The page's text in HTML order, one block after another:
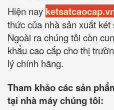
Hiện nay
thức của nhà sản xuất
Ngoài ra chúng tôi còn
khẩu cao cấp cho thị
lý chính hãng.
Tham khảo các sản
tại nhà máy chúng tôi: